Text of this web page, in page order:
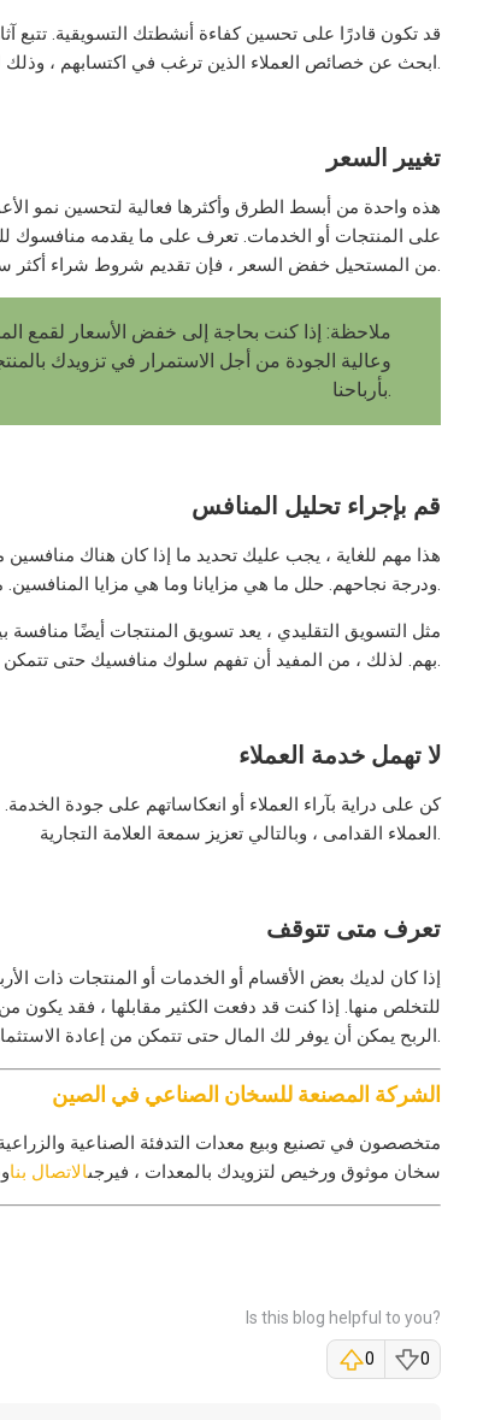
قد تكون قادرًا على تحسين كفاءة أنشطتك التسويقية. تتبع
ابحث عن خصائص العملاء الذين ترغب في اكتسابهم ، وذلك لمعرفة كيفية الاتصال بهم وتطوير استراتيجيات التسويق.
تغيير السعر
هذه واحدة من أبسط الطرق وأكثرها فعالية لتحسين نمو
على المنتجات أو الخدمات. تعرف على ما يقدمه منافسوك
من المستحيل خفض السعر ، فإن تقديم شروط شراء أكثر سخاء يمكن أن يؤثر في كثير من الأحيان على قرار العميل.
ملاحظة: إذا كنت بحاجة إلى خفض الأسعار لقمع
وعالية الجودة من أجل الاستمرار في تزويدك
بأرباحنا.
قم بإجراء تحليل المنافس
هذا مهم للغاية ، يجب عليك تحديد ما إذا كان هناك
ودرجة نجاحهم. حلل ما هي مزايانا وما هي مزايا المنافسين. من خلال التحقيق ، يمكنك فهم شكاوى العملاء ، ثم حل هذه المشكلات عند تخصيص المنتج.
مثل التسويق التقليدي ، يعد تسويق المنتجات أيضًا منافسة
بهم. لذلك ، من المفيد أن تفهم سلوك منافسيك حتى تتمكن من الأداء بشكل أفضل.
لا تهمل خدمة العملاء
كن على دراية بآراء العملاء أو انعكاساتهم على جودة
العملاء القدامى ، وبالتالي تعزيز سمعة العلامة التجارية.
تعرف متى تتوقف
إذا كان لديك بعض الأقسام أو الخدمات أو المنتجات ذات
للتخلص منها. إذا كنت قد دفعت الكثير مقابلها ، فقد
الربح يمكن أن يوفر لك المال حتى تتمكن من إعادة الاستثمار بحكمة.
الشركة المصنعة للسخان الصناعي في الصين
متخصصون في تصنيع وبيع معدات التدفئة الصناعية
سخان موثوق ورخيص لتزويدك بالمعدات ، فيرجىالاتصال بنا
Is this blog helpful to you?
0 0